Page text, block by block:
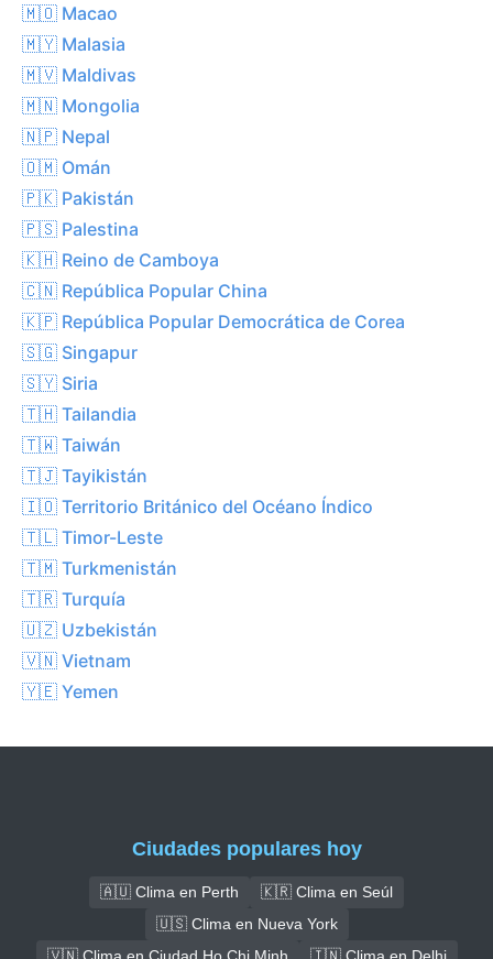
🇲🇴 Macao
🇲🇾 Malasia
🇲🇻 Maldivas
🇲🇳 Mongolia
🇳🇵 Nepal
🇴🇲 Omán
🇵🇰 Pakistán
🇵🇸 Palestina
🇰🇭 Reino de Camboya
🇨🇳 República Popular China
🇰🇵 República Popular Democrática de Corea
🇸🇬 Singapur
🇸🇾 Siria
🇹🇭 Tailandia
🇹🇼 Taiwán
🇹🇯 Tayikistán
🇮🇴 Territorio Británico del Océano Índico
🇹🇱 Timor-Leste
🇹🇲 Turkmenistán
🇹🇷 Turquía
🇺🇿 Uzbekistán
🇻🇳 Vietnam
🇾🇪 Yemen
Ciudades populares hoy
🇦🇺 Clima en Perth
🇰🇷 Clima en Seúl
🇺🇸 Clima en Nueva York
🇻🇳 Clima en Ciudad Ho Chi Minh
🇮🇳 Clima en Delhi